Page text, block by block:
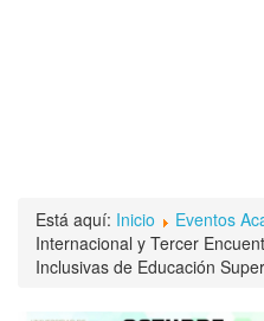
Está aquí: Inicio Eventos
Internacional y Tercer
Inclusivas de Educación